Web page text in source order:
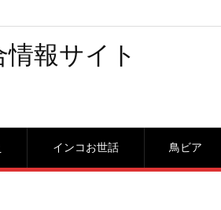
報サイト
インコお世話 鳥ビア